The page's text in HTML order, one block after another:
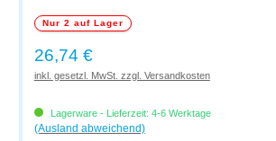
Nur 2 auf Lager
Regulärer Preis:
26,74 €
inkl. gesetzl. MwSt. zzgl. Versandkosten
Lagerware - Lieferzeit: 4-6 Werktage
(Ausland abweichend)